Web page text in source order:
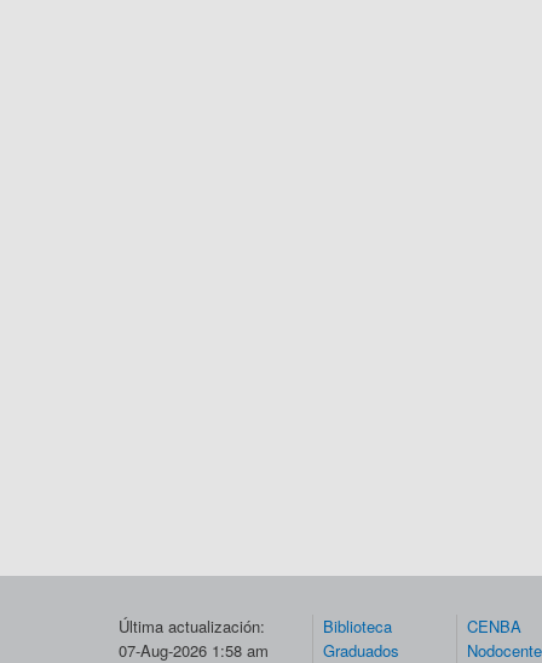
Última actualización:
07-Aug-2026 1:58 am
Biblioteca
Graduados
CENBA